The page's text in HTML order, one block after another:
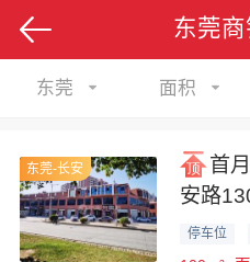
东莞商
东莞 面积
东莞-长安
首
安路
停车位